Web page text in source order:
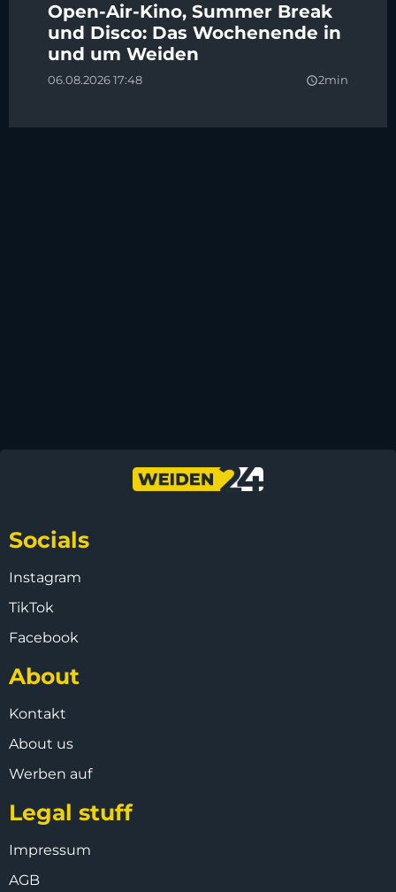
Open-Air-Kino, Summer Break
und Disco: Das Wochenende in
und um Weiden
06.08.2026 17:48 query_builder2min
Socials
Instagram
TikTok
Facebook
About
Kontakt
About us
Werben auf
Legal stuff
Impressum
AGB